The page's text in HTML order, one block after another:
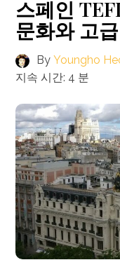
스페인
문화와 고
By Youngho
지속 시간: 4 분